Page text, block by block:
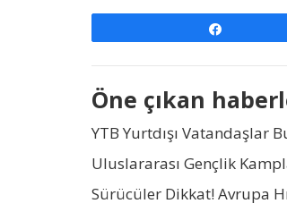
Öne çıkan
YTB Yurtdışı Vatandaşlar
Uluslararası Gençlik
Sürücüler Dikkat! Avrupa